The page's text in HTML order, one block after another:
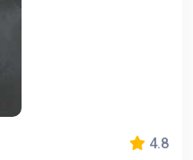
4.8